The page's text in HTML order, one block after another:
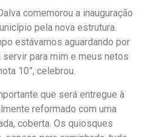
comemorou a inauguração
pela nova estrutura.
estávamos aguardando por
para mim e meus netos
10”, celebrou.
que será entregue à
reformado com uma
coberta. Os quiosques